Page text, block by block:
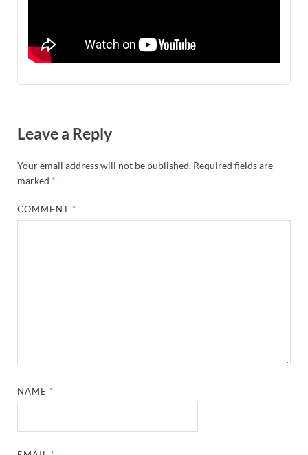
Leave a Reply
Your email address will not be published. Required fields are
marked *
COMMENT*
NAME*